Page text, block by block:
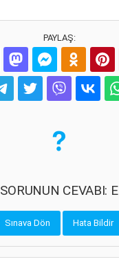
PAYLAŞ:
SORUNUN CEVABI: E
Sınava Dön Hata Bildir